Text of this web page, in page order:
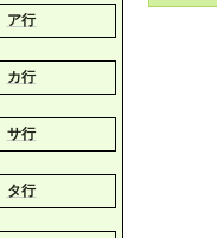
ア行
カ行
サ行
タ行